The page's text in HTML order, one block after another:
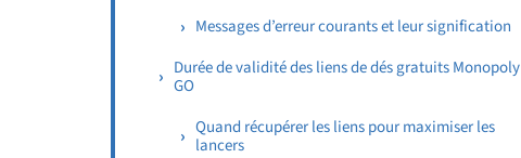
Messages d’erreur courants et leur signification
Durée de validité des liens de dés gratuits Monopoly
GO
Quand récupérer les liens pour maximiser les
lancers